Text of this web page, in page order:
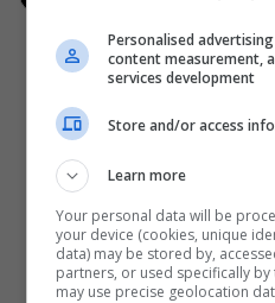
Personalised
content measurement,
services development
Store and/or access
Learn more
Your personal data will be
your device (cookies, unique
data) may be stored by,
partners, or used specifically
may use precise geolocation